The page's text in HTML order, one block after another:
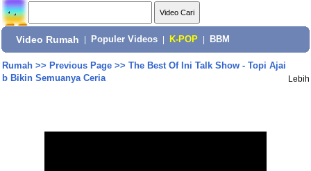
Video Rumah Populer Videos K-POP BBM
Rumah>> Previous Page>> The Best Of Ini Talk Show - Topi Ajai
b Bikin Semuanya Ceria
Lebih